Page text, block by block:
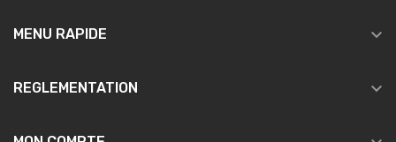
MENU RAPIDE 
REGLEMENTATION 